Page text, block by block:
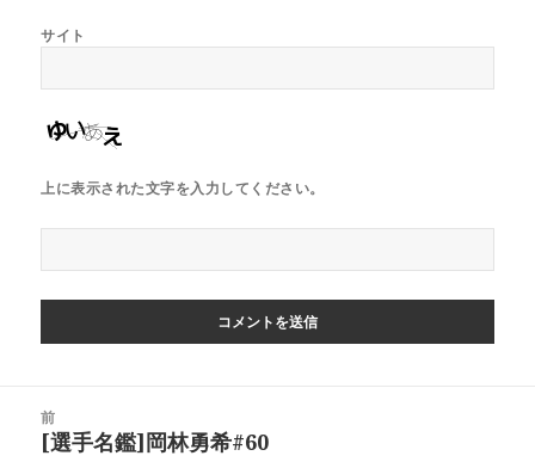
サイト
上に表示された文字を入力してください。
前
前
[選手名鑑]岡林勇希#60